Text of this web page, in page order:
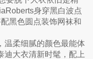
身穿黑白波点
黑色圆点装饰网袜和
温柔细腻的颜色最能体
迪大衣清新时髦，配上